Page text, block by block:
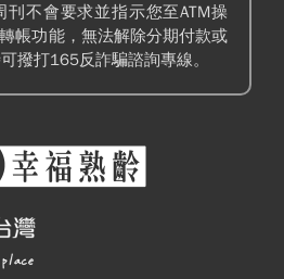
刊不會要求並指示您至ATM操
帳功能，無法解除分期付款或
撥打165反詐騙諮詢專線。